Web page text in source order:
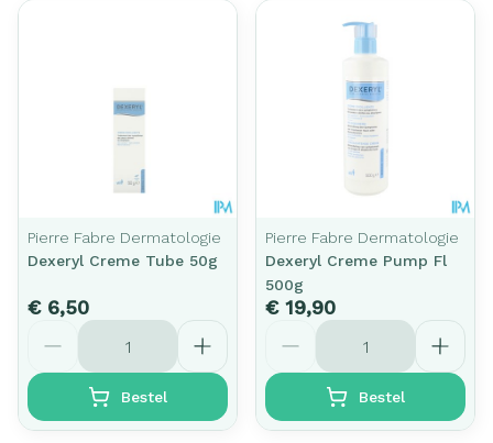
Pierre Fabre Dermatologie
Dexeryl Creme Tube 50g
€ 6,50
Aantal
Bestel
Pierre Fabre Dermatologie
Dexeryl Creme Pump Fl
500g
€ 19,90
Aantal
Bestel